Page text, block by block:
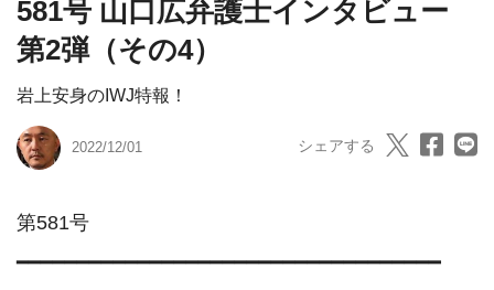
581号 山口広弁護士インタビュー
第2弾（その4）
岩上安身のIWJ特報！
2022/12/01 シェアする
第581号
━━━━━━━━━━━━━━━━━━━━━━━━━━━━━━━━━━━